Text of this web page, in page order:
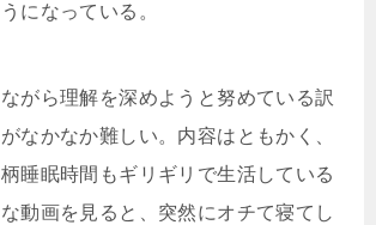
になっている。
がら理解を深めようと努めている訳
なかなか難しい。内容はともかく、
睡眠時間もギリギリで生活している
動画を見ると、突然にオチて寝てし